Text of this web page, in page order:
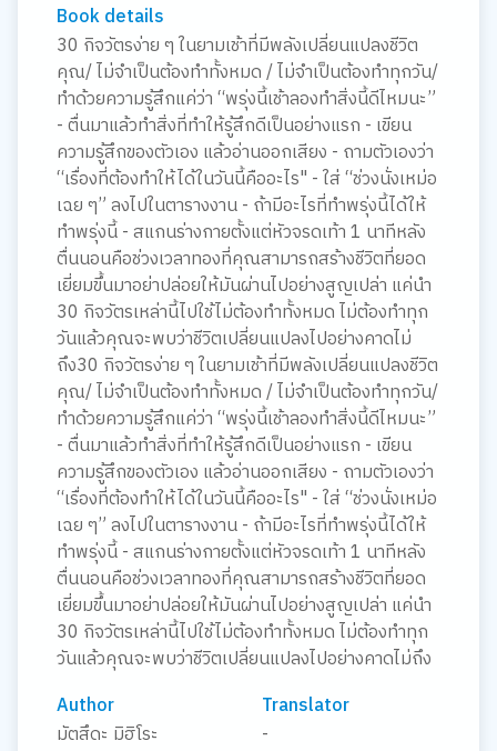
Book details
30 กิจวัตรง่าย ๆ ในยามเช้าที่มีพลังเปลี่ยนแปลงชีวิต
คุณ/ ไม่จำเป็นต้องทำทั้งหมด / ไม่จำเป็นต้องทำทุกวัน/
ทำด้วยความรู้สึกแค่ว่า “พรุ่งนี้เช้าลองทำสิ่งนี้ดีไหมนะ”
- ตื่นมาแล้วทำสิ่งที่ทำให้รู้สึกดีเป็นอย่างแรก - เขียน
ความรู้สึกของตัวเอง แล้วอ่านออกเสียง - ถามตัวเองว่า
“เรื่องที่ต้องทำให้ได้ในวันนี้คืออะไร" - ใส่ “ช่วงนั่งเหม่อ
เฉย ๆ” ลงไปในตารางงาน - ถ้ามีอะไรที่ทำพรุ่งนี้ได้ให้
ทำพรุ่งนี้ - สแกนร่างกายตั้งแต่หัวจรดเท้า 1 นาทีหลัง
ตื่นนอนคือช่วงเวลาทองที่คุณสามารถสร้างชีวิตที่ยอด
เยี่ยมขึ้นมาอย่าปล่อยให้มันผ่านไปอย่างสูญเปล่า แค่นำ
30 กิจวัตรเหล่านี้ไปใช้ไม่ต้องทำทั้งหมด ไม่ต้องทำทุก
วันแล้วคุณจะพบว่าชีวิตเปลี่ยนแปลงไปอย่างคาดไม่
ถึง30 กิจวัตรง่าย ๆ ในยามเช้าที่มีพลังเปลี่ยนแปลงชีวิต
คุณ/ ไม่จำเป็นต้องทำทั้งหมด / ไม่จำเป็นต้องทำทุกวัน/
ทำด้วยความรู้สึกแค่ว่า “พรุ่งนี้เช้าลองทำสิ่งนี้ดีไหมนะ”
- ตื่นมาแล้วทำสิ่งที่ทำให้รู้สึกดีเป็นอย่างแรก - เขียน
ความรู้สึกของตัวเอง แล้วอ่านออกเสียง - ถามตัวเองว่า
“เรื่องที่ต้องทำให้ได้ในวันนี้คืออะไร" - ใส่ “ช่วงนั่งเหม่อ
เฉย ๆ” ลงไปในตารางงาน - ถ้ามีอะไรที่ทำพรุ่งนี้ได้ให้
ทำพรุ่งนี้ - สแกนร่างกายตั้งแต่หัวจรดเท้า 1 นาทีหลัง
ตื่นนอนคือช่วงเวลาทองที่คุณสามารถสร้างชีวิตที่ยอด
เยี่ยมขึ้นมาอย่าปล่อยให้มันผ่านไปอย่างสูญเปล่า แค่นำ
30 กิจวัตรเหล่านี้ไปใช้ไม่ต้องทำทั้งหมด ไม่ต้องทำทุก
วันแล้วคุณจะพบว่าชีวิตเปลี่ยนแปลงไปอย่างคาดไม่ถึง
Author
มัตสึดะ มิฮิโระ
Translator
-